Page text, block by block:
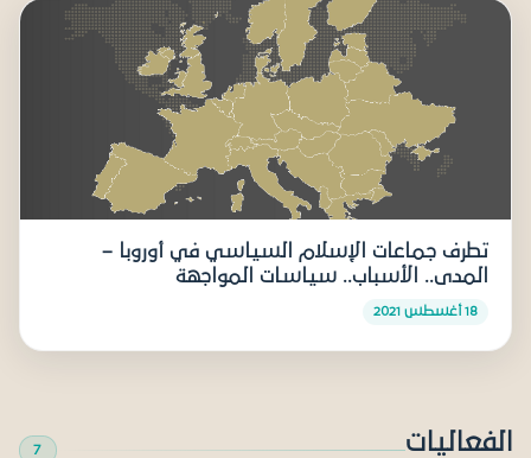
تطرف جماعات الإسلام السياسي في أوروبا –
المدى.. الأسباب.. سياسات المواجهة
18 أغسطس 2021
الفعاليات 7